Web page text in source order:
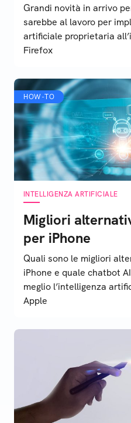
Grandi novità in arrivo
sarebbe al lavoro per
artificiale proprietaria
Firefox
HOW-TO
INTELLIGENZA ARTIFICIALE
Migliori
per iPhone
Quali sono le migliori
iPhone e quale chatbot
meglio l’intelligenza
Apple